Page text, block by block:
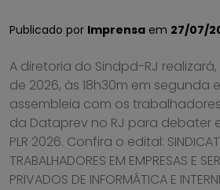
Publicado por Imprensa em 27/07/
A diretoria do Sindpd-RJ
de 2026, às 18h30m em segunda
assembleia com os
da Dataprev no RJ para debater
PLR 2026. Confira o edital:
TRABALHADORES EM EMPRESAS E
PRIVADOS DE INFORMÁTICA E